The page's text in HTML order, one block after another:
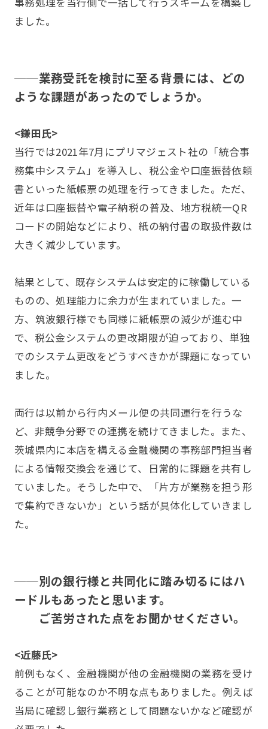
ました。
──業務受託を検討に至る背景には、どの
ような課題があったのでしょうか。
<鎌田氏>
当行では2021年7月にプリマジェスト社の「統合事
務集中システム」を導入し、税公金や口座振替依頼
書といった紙帳票の処理を行ってきました。ただ、
近年は口座振替や電子納税の普及、地方税統一QR
コードの開始などにより、紙の納付書の取扱件数は
大きく減少しています。
結果として、既存システムは安定的に稼働している
ものの、処理能力に余力が生まれていました。一
方、筑波銀行様でも同様に紙帳票の減少が進む中
で、税公金システムの更改期限が迫っており、単独
でのシステム更改をどうすべきかが課題になってい
ました。
両行は以前から行内メール便の共同運行を行うな
ど、非競争分野での連携を続けてきました。また、
茨城県内に本店を構える金融機関の事務部門担当者
による情報交換会を通じて、日常的に課題を共有し
ていました。そうした中で、「片方が業務を担う形
で集約できないか」という話が具体化していきまし
た。
──別の銀行様と共同化に踏み切るにはハ
ードルもあったと思います。
ご苦労された点をお聞かせください。
<近藤氏>
前例もなく、金融機関が他の金融機関の業務を受け
ることが可能なのか不明な点もありました。例えば
当局に確認し銀行業務として問題ないかなど確認が